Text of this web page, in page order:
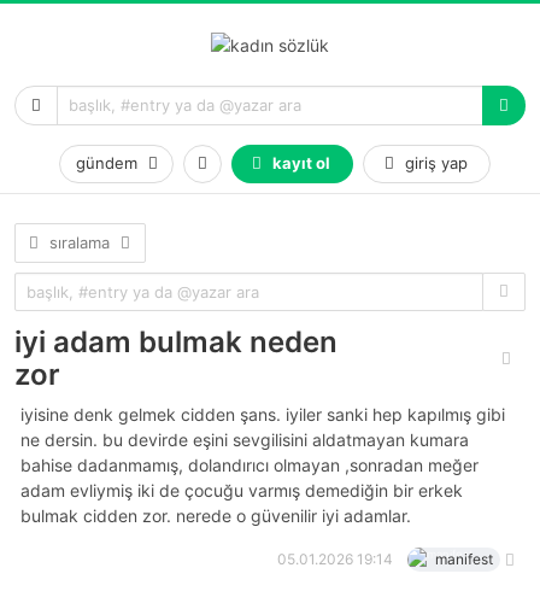
gündem kayıt ol giriş yap
sıralama
iyi adam bulmak neden
zor
i̇yisine denk gelmek cidden şans. i̇yiler sanki hep kapılmış gibi
ne dersin. bu devirde eşini sevgilisini aldatmayan kumara
bahise dadanmamış, dolandırıcı olmayan ,sonradan meğer
adam evliymiş iki de çocuğu varmış demediğin bir erkek
bulmak cidden zor. nerede o güvenilir iyi adamlar.
05.01.2026 19:14 manifest